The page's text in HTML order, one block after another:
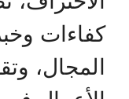
كفاءات
المجال،